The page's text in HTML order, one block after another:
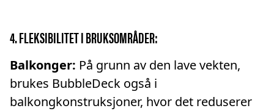
4.FLEKSIBILITET I BRUKSOMRÅDER:
Balkonger: På grunn av den lave vekten,
brukes BubbleDeck også i
balkongkonstruksjoner, hvor det reduserer